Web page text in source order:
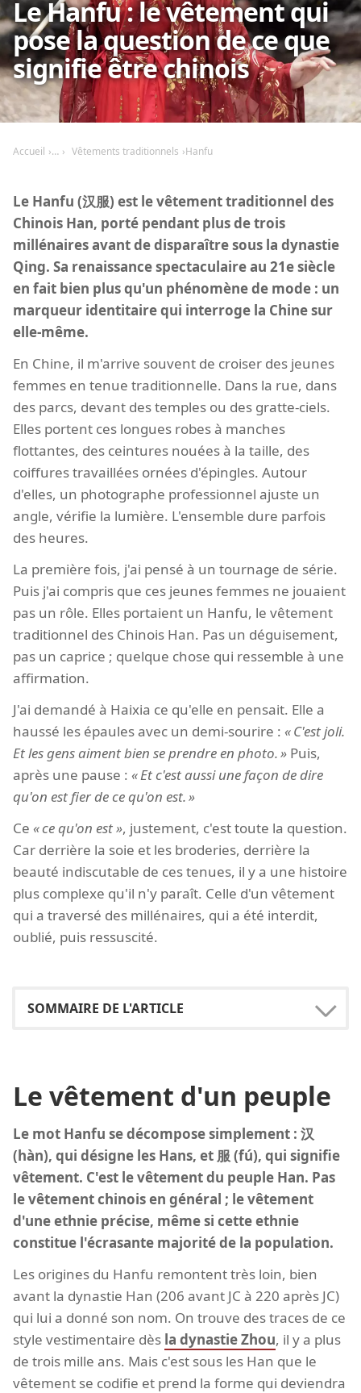
Le Hanfu : le vêtement qui
pose la question de ce que
signifie être chinois
Accueil Vêtements traditionnels Hanfu
Le Hanfu (汉服) est le vêtement traditionnel des
Chinois Han, porté pendant plus de trois
millénaires avant de disparaître sous la dynastie
Qing. Sa renaissance spectaculaire au 21e siècle
en fait bien plus qu'un phénomène de mode : un
marqueur identitaire qui interroge la Chine sur
elle-même.
En Chine, il m'arrive souvent de croiser des jeunes
femmes en tenue traditionnelle. Dans la rue, dans
des parcs, devant des temples ou des gratte-ciels.
Elles portent ces longues robes à manches
flottantes, des ceintures nouées à la taille, des
coiffures travaillées ornées d'épingles. Autour
d'elles, un photographe professionnel ajuste un
angle, vérifie la lumière. L'ensemble dure parfois
des heures.
La première fois, j'ai pensé à un tournage de série.
Puis j'ai compris que ces jeunes femmes ne jouaient
pas un rôle. Elles portaient un Hanfu, le vêtement
traditionnel des Chinois Han. Pas un déguisement,
pas un caprice ; quelque chose qui ressemble à une
affirmation.
J'ai demandé à Haixia ce qu'elle en pensait. Elle a
haussé les épaules avec un demi-sourire :
C'est joli.
Et les gens aiment bien se prendre en photo.
Puis,
après une pause :
Et c'est aussi une façon de dire
qu'on est fier de ce qu'on est.
Ce
ce qu'on est , justement, c'est toute la question.
Car derrière la soie et les broderies, derrière la
beauté indiscutable de ces tenues, il y a une histoire
plus complexe qu'il n'y paraît. Celle d'un vêtement
qui a traversé des millénaires, qui a été interdit,
oublié, puis ressuscité.
Le vêtement d'un peuple
Le mot Hanfu se décompose simplement : 汉
(hàn), qui désigne les Hans, et 服 (fú), qui signifie
vêtement. C'est le vêtement du peuple Han. Pas
le vêtement chinois en général ; le vêtement
d'une ethnie précise, même si cette ethnie
constitue l'écrasante majorité de la population.
Les origines du Hanfu remontent très loin, bien
avant la dynastie Han (206 avant JC à 220 après JC)
qui lui a donné son nom. On trouve des traces de ce
style vestimentaire dès la dynastie Zhou, il y a plus
de trois mille ans. Mais c'est sous les Han que le
vêtement se codifie et prend la forme qui deviendra